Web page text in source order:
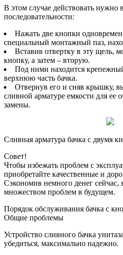
В этом случае действовать нужно
последовательности:
Нажать две кнопки
специальный монтажный паз,
Вставив отвертку в эту щель,
кнопку, а затем – вторую.
Под ними находится
верхнюю часть бачка.
Отвернув его и сняв крышку,
сливной арматуре емкости для ее
замены.
Сливная арматура бачка с двумя
Совет!
Чтобы избежать проблем с
приобретайте качественные и
Сэкономив немного денег сейчас,
множеством проблем в будущем.
Порядок обслуживания бачка с
Общие проблемы
Устройство сливного бачка
убедиться, максимально надежно.